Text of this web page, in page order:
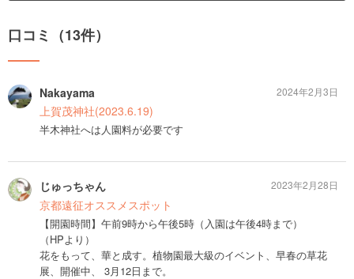
口コミ（13件）
Nakayama
上賀茂神社(2023.6.19)
半木神社へは人園料が必要です
2024年2月3日
じゅっちゃん
京都遠征オススメスポット
【開園時間】午前9時から午後5時（入園は午後4時まで）
（HPより）
花をもって、華と成す。植物園最大級のイベント、早春の草花
展、開催中、 3月12日まで。
2023年2月28日